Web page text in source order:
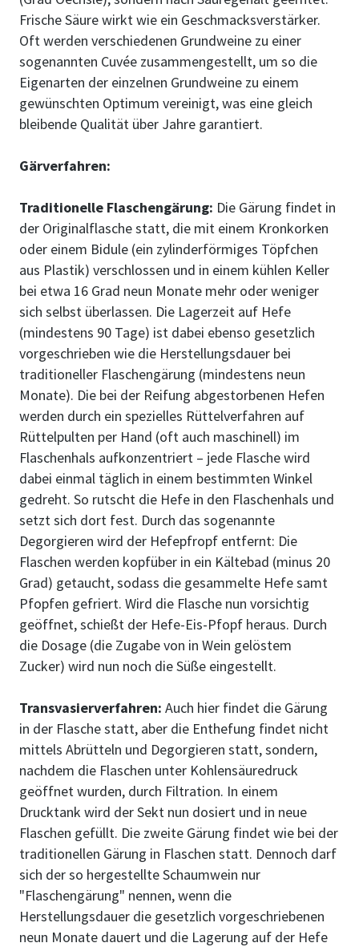
Frische Säure wirkt wie ein Geschmacksverstärker.
Oft werden verschiedenen Grundweine zu einer
sogenannten Cuvée zusammengestellt, um so die
Eigenarten der einzelnen Grundweine zu einem
gewünschten Optimum vereinigt, was eine gleich
bleibende Qualität über Jahre garantiert.
Gärverfahren:
Traditionelle Flaschengärung: Die Gärung findet in
der Originalflasche statt, die mit einem Kronkorken
oder einem Bidule (ein zylinderförmiges Töpfchen
aus Plastik) verschlossen und in einem kühlen Keller
bei etwa 16 Grad neun Monate mehr oder weniger
sich selbst überlassen. Die Lagerzeit auf Hefe
(mindestens 90 Tage) ist dabei ebenso gesetzlich
vorgeschrieben wie die Herstellungsdauer bei
traditioneller Flaschengärung (mindestens neun
Monate). Die bei der Reifung abgestorbenen Hefen
werden durch ein spezielles Rüttelverfahren auf
Rüttelpulten per Hand (oft auch maschinell) im
Flaschenhals aufkonzentriert – jede Flasche wird
dabei einmal täglich in einem bestimmten Winkel
gedreht. So rutscht die Hefe in den Flaschenhals und
setzt sich dort fest. Durch das sogenannte
Degorgieren wird der Hefepfropf entfernt: Die
Flaschen werden kopfüber in ein Kältebad (minus 20
Grad) getaucht, sodass die gesammelte Hefe samt
Pfopfen gefriert. Wird die Flasche nun vorsichtig
geöffnet, schießt der Hefe-Eis-Pfopf heraus. Durch
die Dosage (die Zugabe von in Wein gelöstem
Zucker) wird nun noch die Süße eingestellt.
Transvasierverfahren: Auch hier findet die Gärung
in der Flasche statt, aber die Enthefung findet nicht
mittels Abrütteln und Degorgieren statt, sondern,
nachdem die Flaschen unter Kohlensäuredruck
geöffnet wurden, durch Filtration. In einem
Drucktank wird der Sekt nun dosiert und in neue
Flaschen gefüllt. Die zweite Gärung findet wie bei der
traditionellen Gärung in Flaschen statt. Dennoch darf
sich der so hergestellte Schaumwein nur
"Flaschengärung" nennen, wenn die
Herstellungsdauer die gesetzlich vorgeschriebenen
neun Monate dauert und die Lagerung auf der Hefe